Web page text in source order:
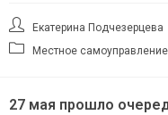
Автор
записи:
Екатерина Подчезерцева
РубрикаМестное самоуправление
27 мая прошло